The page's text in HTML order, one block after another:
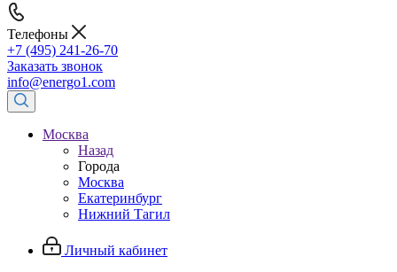
Телефоны
+7 (495) 241-26-70
Заказать звонок
info@energo1.com
Москва
Назад
Города
Москва
Екатеринбург
Нижний Тагил
Личный кабинет